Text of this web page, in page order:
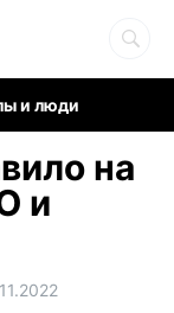
и люди
на
и